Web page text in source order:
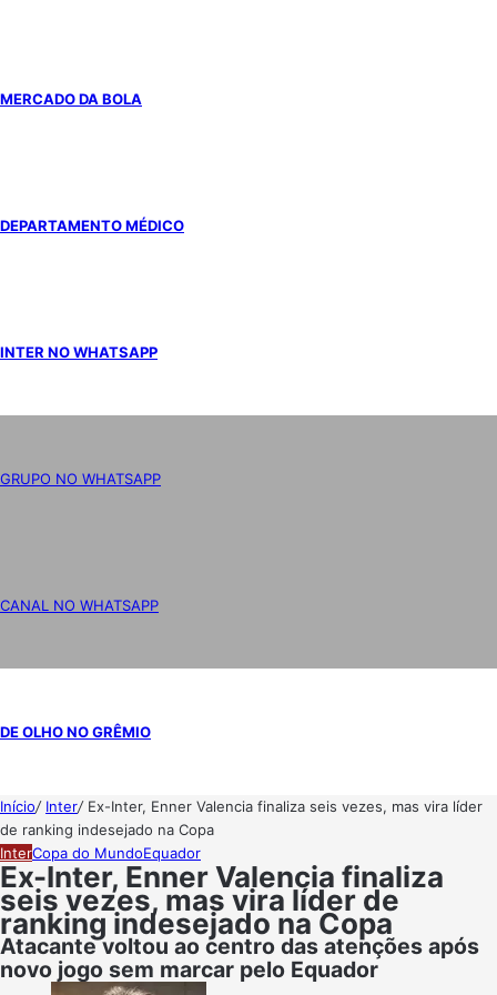
MERCADO DA BOLA
DEPARTAMENTO MÉDICO
INTER NO WHATSAPP
GRUPO NO WHATSAPP
CANAL NO WHATSAPP
DE OLHO NO GRÊMIO
Início/ Inter/ Ex-Inter, Enner Valencia finaliza seis vezes, mas vira líder
de ranking indesejado na Copa
InterCopa do MundoEquador
Ex-Inter, Enner Valencia finaliza
seis vezes, mas vira líder de
ranking indesejado na Copa
Atacante voltou ao centro das atenções após
novo jogo sem marcar pelo Equador